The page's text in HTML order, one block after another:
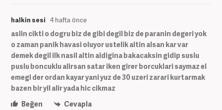
halkin sesi 4 hafta önce
aslin cikti o dogru biz de gibi degil biz de paranin degeri yok
o zaman panik havasi oluyor ustelik altin alsan kar var
demek degil ilk nasil altin aldigina bakacaksin gidip suslu
puslu boncuklu alirsan satar iken girer borcuklari saymaz el
emegi der ordan kayar yani yuz de 30 uzeri zarari kurtarmak
bazen bir yil alir yada hic cikmaz
Beğen
Cevapla